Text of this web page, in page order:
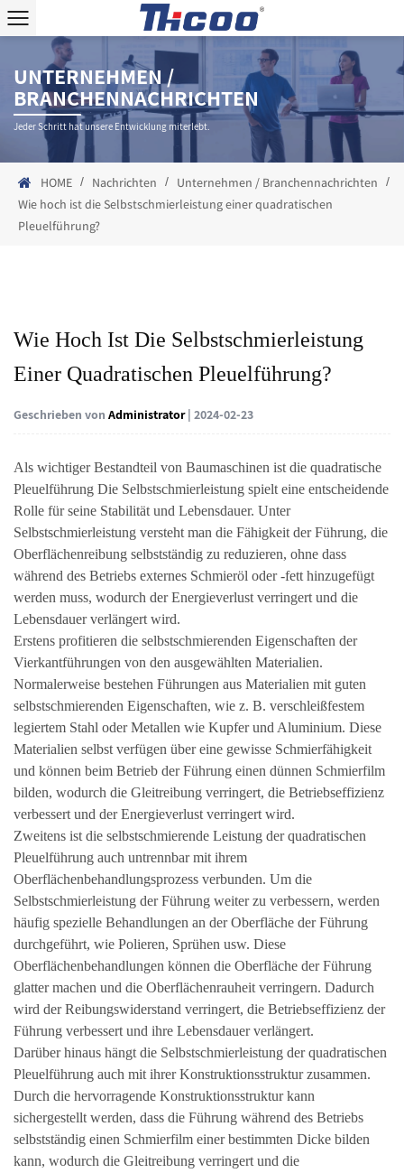
UNTERNEHMEN /
BRANCHENNACHRICHTEN
Jeder Schritt hat unsere Entwicklung miterlebt.
HOME / Nachrichten / Unternehmen / Branchennachrichten /
Wie hoch ist die Selbstschmierleistung einer quadratischen
Pleuelführung?
Wie Hoch Ist Die Selbstschmierleistung
Einer Quadratischen Pleuelführung?
Geschrieben von Administrator| 2024-02-23
Als wichtiger Bestandteil von Baumaschinen ist die quadratische
Pleuelführung Die Selbstschmierleistung spielt eine entscheidende
Rolle für seine Stabilität und Lebensdauer. Unter
Selbstschmierleistung versteht man die Fähigkeit der Führung, die
Oberflächenreibung selbstständig zu reduzieren, ohne dass
während des Betriebs externes Schmieröl oder -fett hinzugefügt
werden muss, wodurch der Energieverlust verringert und die
Lebensdauer verlängert wird.
Erstens profitieren die selbstschmierenden Eigenschaften der
Vierkantführungen von den ausgewählten Materialien.
Normalerweise bestehen Führungen aus Materialien mit guten
selbstschmierenden Eigenschaften, wie z. B. verschleißfestem
legiertem Stahl oder Metallen wie Kupfer und Aluminium. Diese
Materialien selbst verfügen über eine gewisse Schmierfähigkeit
und können beim Betrieb der Führung einen dünnen Schmierfilm
bilden, wodurch die Gleitreibung verringert, die Betriebseffizienz
verbessert und der Energieverlust verringert wird.
Zweitens ist die selbstschmierende Leistung der quadratischen
Pleuelführung auch untrennbar mit ihrem
Oberflächenbehandlungsprozess verbunden. Um die
Selbstschmierleistung der Führung weiter zu verbessern, werden
häufig spezielle Behandlungen an der Oberfläche der Führung
durchgeführt, wie Polieren, Sprühen usw. Diese
Oberflächenbehandlungen können die Oberfläche der Führung
glatter machen und die Oberflächenrauheit verringern. Dadurch
wird der Reibungswiderstand verringert, die Betriebseffizienz der
Führung verbessert und ihre Lebensdauer verlängert.
Darüber hinaus hängt die Selbstschmierleistung der quadratischen
Pleuelführung auch mit ihrer Konstruktionsstruktur zusammen.
Durch die hervorragende Konstruktionsstruktur kann
sichergestellt werden, dass die Führung während des Betriebs
selbstständig einen Schmierfilm einer bestimmten Dicke bilden
kann, wodurch die Gleitreibung verringert und die